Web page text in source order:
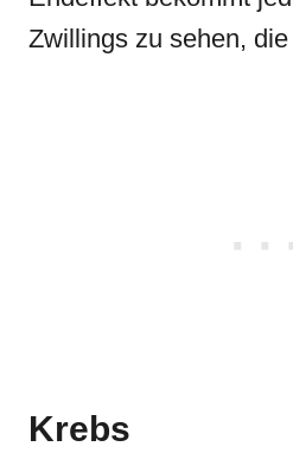
Zwillings zu sehen,
Krebs